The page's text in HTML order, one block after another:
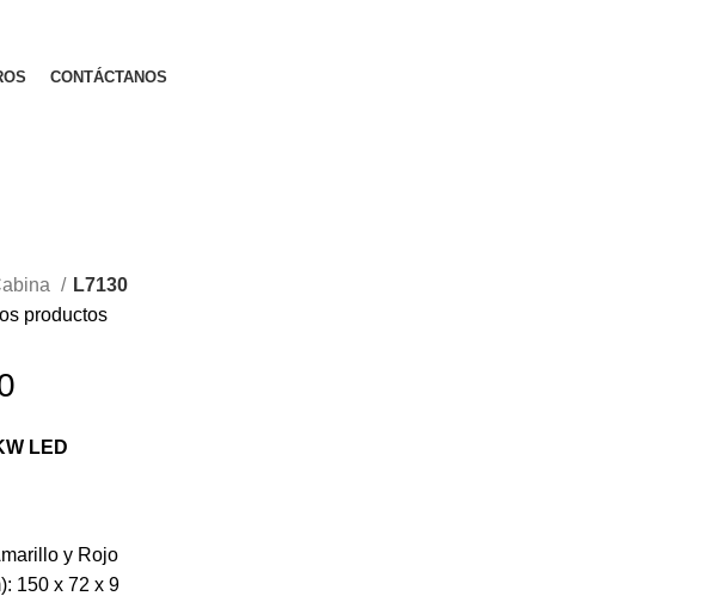
CONTÁCTANOS
L7130
productos
LED
y Rojo
150 x 72 x 9